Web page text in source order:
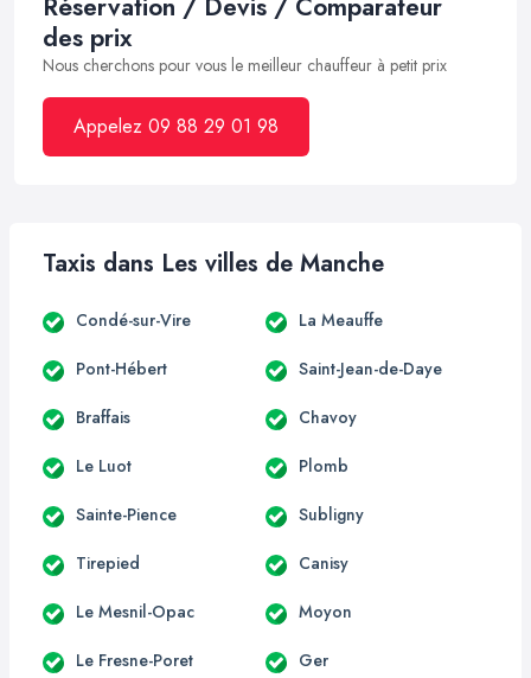
des prix
Nous cherchons pour vous le meilleur chauffeur à petit prix
Appelez 09 88 29 01 98
Taxis dans Les villes de Manche
Condé-sur-Vire La Meauffe
Pont-Hébert Saint-Jean-de-Daye
Braffais Chavoy
Le Luot Plomb
Sainte-Pience Subligny
Tirepied Canisy
Le Mesnil-Opac Moyon
Le Fresne-Poret Ger